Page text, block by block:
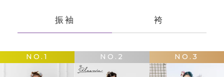
振袖 袴
NO.1 NO.2 NO.3